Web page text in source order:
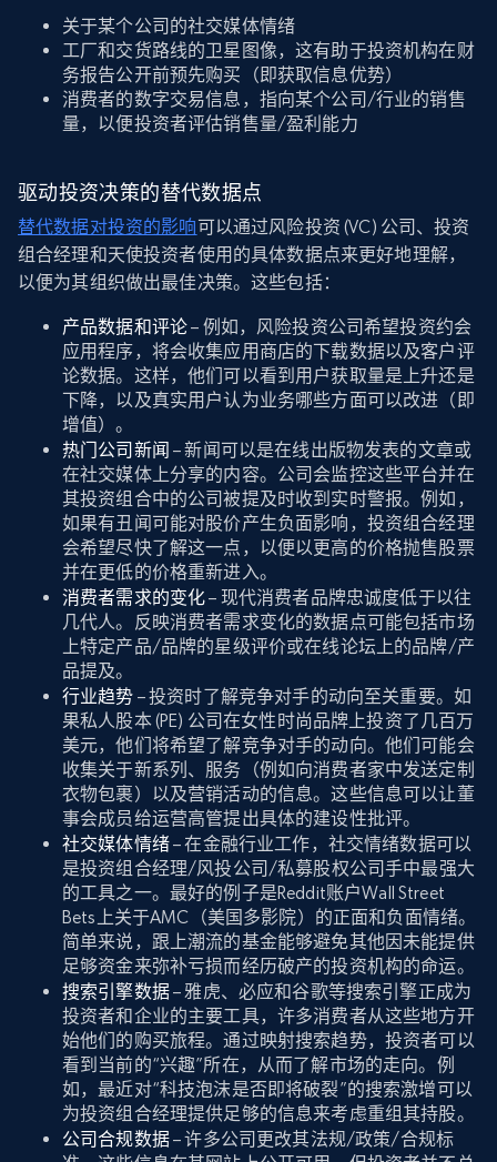
关于某个公司的社交媒体情绪
工厂和交货路线的卫星图像，这有助于投资机构在财
务报告公开前预先购买（即获取信息优势）
消费者的数字交易信息，指向某个公司/行业的销售
量，以便投资者评估销售量/盈利能力
驱动投资决策的替代数据点
替代数据对投资的影响可以通过风险投资 (VC) 公司、投资
组合经理和天使投资者使用的具体数据点来更好地理解，
以便为其组织做出最佳决策。这些包括：
产品数据和评论– 例如，风险投资公司希望投资约会
应用程序，将会收集应用商店的下载数据以及客户评
论数据。这样，他们可以看到用户获取量是上升还是
下降，以及真实用户认为业务哪些方面可以改进（即
增值）。
热门公司新闻 – 新闻可以是在线出版物发表的文章或
在社交媒体上分享的内容。公司会监控这些平台并在
其投资组合中的公司被提及时收到实时警报。例如，
如果有丑闻可能对股价产生负面影响，投资组合经理
会希望尽快了解这一点，以便以更高的价格抛售股票
并在更低的价格重新进入。
消费者需求的变化– 现代消费者品牌忠诚度低于以往
几代人。反映消费者需求变化的数据点可能包括市场
上特定产品/品牌的星级评价或在线论坛上的品牌/产
品提及。
行业趋势 – 投资时了解竞争对手的动向至关重要。如
果私人股本 (PE) 公司在女性时尚品牌上投资了几百万
美元，他们将希望了解竞争对手的动向。他们可能会
收集关于新系列、服务（例如向消费者家中发送定制
衣物包裹）以及营销活动的信息。这些信息可以让董
事会成员给运营高管提出具体的建设性批评。
社交媒体情绪– 在金融行业工作，社交情绪数据可以
是投资组合经理/风投公司/私募股权公司手中最强大
的工具之一。最好的例子是Reddit账户Wall Street
Bets上关于AMC（美国多影院）的正面和负面情绪。
简单来说，跟上潮流的基金能够避免其他因未能提供
足够资金来弥补亏损而经历破产的投资机构的命运。
搜索引擎数据– 雅虎、必应和谷歌等搜索引擎正成为
投资者和企业的主要工具，许多消费者从这些地方开
始他们的购买旅程。通过映射搜索趋势，投资者可以
看到当前的“兴趣”所在，从而了解市场的走向。例
如，最近对“科技泡沫是否即将破裂”的搜索激增可以
为投资组合经理提供足够的信息来考虑重组其持股。
公司合规数据– 许多公司更改其法规/政策/合规标